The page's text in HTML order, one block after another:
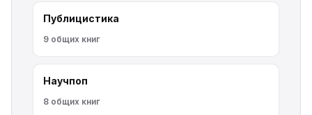
Публицистика
9 общих книг
Научпоп
8 общих книг